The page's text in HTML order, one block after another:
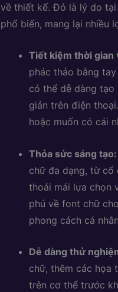
về thiết kế. Đó là lý do tại
phổ biến, mang lại nhiều
Tiết kiệm thời gian
phác thảo bằng
có thể dễ dàng
giản trên điện
hoặc muốn có cái
Thỏa sức sáng tạo:
chữ đa dạng, từ cổ
thoải mái lựa chọn
phú về font chữ
phong cách cá
Dễ dàng thử
chữ, thêm các họa
trên cơ thể trước